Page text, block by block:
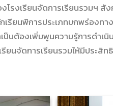
รงเรียนจัดการเรียนรวมฯ สั
รียนพิการประเภทบกพร่องทา
ต้องเพิ่มพูนความรู้การดำเนิ
ยนจัดการเรียนรวมให้มีประสิท